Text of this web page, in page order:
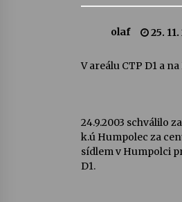
Za
olaf 25.
V areálu CTP D1 a
24.9.2003 schválilo
k.ú Humpolec za
sídlem v Humpolci
D1.